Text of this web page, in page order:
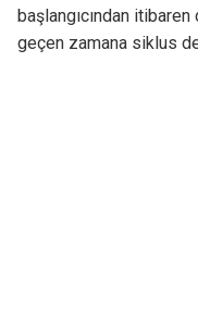
başlangıcından
geçen zamana siklus